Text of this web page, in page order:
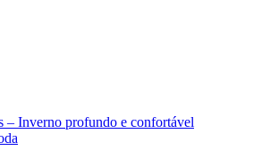
– Inverno profundo e confortável